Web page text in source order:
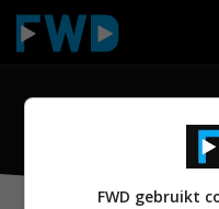
FWD gebruikt